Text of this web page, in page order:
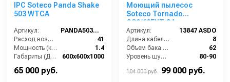
IPC Soteco Panda Shake
503 WTCA
Артикул:
PANDA503WTCA
Расход воздуха (л/сек):
41
Мощность (кВт):
1.4
Габариты (ДхШхВ):
600x600x1000
65 000 руб.
Моющий пылесос
Soteco Tornado
GS2/62EXT GA
Артикул:
13847 ASDO
Длина кабеля (м):
8
Объем бака (л):
62
Уровень шума (дБ):
80-90
104 000 руб. 99 000 руб.